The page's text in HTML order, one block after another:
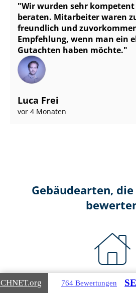
Wir wurden sehr
beraten. Mitarbeiter waren
freundlich und
Empfehlung, wenn man ein
Gutachten haben möchte.
Luca Frei
vor 4 Monaten
Gebäudearten,
.org 764 Bewertungen